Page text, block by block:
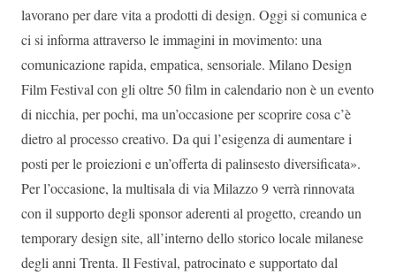
lavorano per dare vita a prodotti di design. Oggi si comunica e
ci si informa attraverso le immagini in movimento: una
comunicazione rapida, empatica, sensoriale. Milano Design
Film Festival con gli oltre 50 film in calendario non è un evento
di nicchia, per pochi, ma un’occasione per scoprire cosa c’è
dietro al processo creativo. Da qui l’esigenza di aumentare i
posti per le proiezioni e un’offerta di palinsesto diversificata».
Per l’occasione, la multisala di via Milazzo 9 verrà rinnovata
con il supporto degli sponsor aderenti al progetto, creando un
temporary design site, all’interno dello storico locale milanese
degli anni Trenta. Il Festival, patrocinato e supportato dal